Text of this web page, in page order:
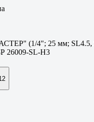
(1/4"; 25 мм; SL4.5,
26009-SL-H3